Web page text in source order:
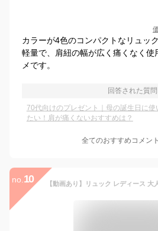
カラーが4色のコンパクトなリュッ
軽量で、肩紐の幅が広く痛くなく使
メです。
回答された質問
70代向けのプレゼント｜母の誕生日に使
たい！肩が痛くないおすすめは？
全てのおすすめコメント
no. 10